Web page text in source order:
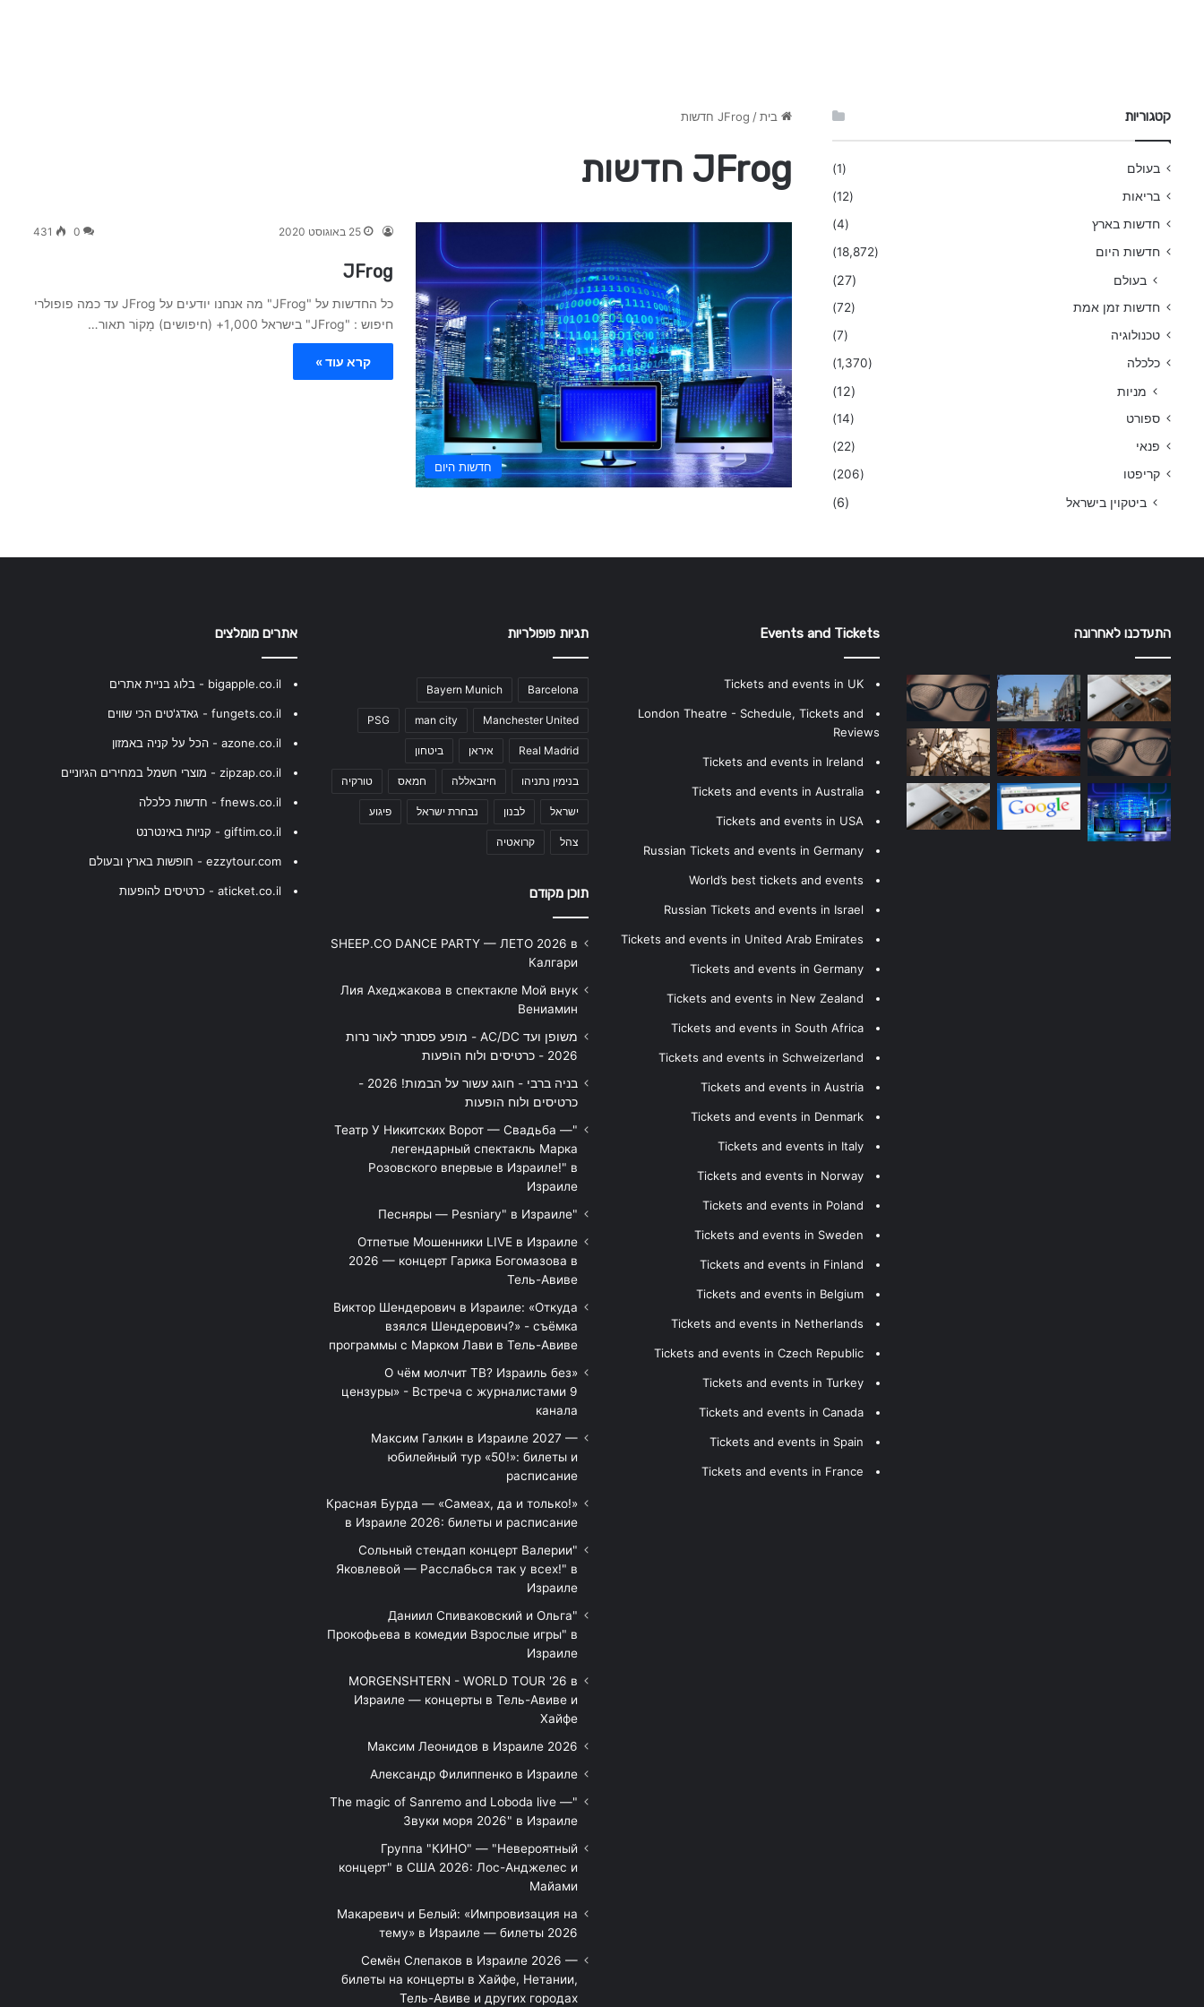
בית / JFrog חדשות
JFrog חדשות
חדשות היום
25 באוגוסט 2020 0
431
JFrog
כל החדשות על "JFrog" מה אנחנו יודעים על JFrog עד כמה פופולרי
חיפוש : "JFrog" בישראל 1,000+ (חיפושים) מָקוֹר תאור…
קרא עוד »
קטגוריות
בעולם
(1)
בריאות
(12)
חדשות בארץ
(4)
חדשות היום
(18,872)
בעולם (27)
חדשות זמן אמת
(72)
טכנולוגיה
(7)
כלכלה
(1,370)
מניות (12)
ספורט
(14)
פנאי
(22)
קריפטו
(206)
ביטקוין בישראל (6)
התעדכנו לאחרונה Events and Tickets
Tickets and events in UK
London Theatre - Schedule, Tickets and
Reviews
Tickets and events in Ireland
Tickets and events in Australia
Tickets and events in USA
Russian Tickets and events in Germany
World’s best tickets and events
Russian Tickets and events in Israel
Tickets and events in United Arab Emirates
Tickets and events in Germany
Tickets and events in New Zealand
Tickets and events in South Africa
Tickets and events in Schweizerland
Tickets and events in Austria
Tickets and events in Denmark
Tickets and events in Italy
Tickets and events in Norway
Tickets and events in Poland
Tickets and events in Sweden
Tickets and events in Finland
Tickets and events in Belgium
Tickets and events in Netherlands
Tickets and events in Czech Republic
Tickets and events in Turkey
Tickets and events in Canada
Tickets and events in Spain
Tickets and events in France
תגיות פופולריות
Barcelona
Bayern Munich
Manchester United
man city
PSG
Real Madrid איראן ביטחון
בנימין נתניהו חיזבאללה חמאס טורקיה
ישראל לבנון נבחרת ישראל פיגוע
צהל קרואטיה
תוכן מקודם
SHEEP.CO DANCE PARTY — ЛЕТО 2026 в
Калгари
Лия Ахеджакова в спектакле Мой внук
Вениамин
משופן ועד AC/DC - מופע פסנתר לאור נרות
2026 - כרטיסים ולוח הופעות
בניה ברבי - חוגג עשור על הבמות! 2026 -
כרטיסים ולוח הופעות
"Театр У Никитских Ворот — Свадьба —
легендарный спектакль Марка
Розовского впервые в Израиле!" в
Израиле
"Песняры — Pesniary" в Израиле
Отпетые Мошенники LIVE в Израиле
2026 — концерт Гарика Богомазова в
Тель-Авиве
Виктор Шендерович в Израиле: «Откуда
взялся Шендерович?» - съёмка
программы с Марком Лави в Тель-Авиве
«О чём молчит ТВ? Израиль без
цензуры» - Встреча с журналистами 9
канала
Максим Галкин в Израиле 2027 —
юбилейный тур «50!»: билеты и
расписание
Красная Бурда — «Самеах, да и только!»
в Израиле 2026: билеты и расписание
"Сольный стендап концерт Валерии
Яковлевой — Расслабься так у всех!" в
Израиле
"Даниил Спиваковский и Ольга
Прокофьева в комедии Взрослые игры" в
Израиле
MORGENSHTERN - WORLD TOUR '26 в
Израиле — концерты в Тель-Авиве и
Хайфе
Максим Леонидов в Израиле 2026
Александр Филиппенко в Израиле
"The magic of Sanremo and Loboda live —
Звуки моря 2026" в Израиле
Группа "КИНО" — "Невероятный
концерт" в США 2026: Лос-Анджелес и
Майами
Макаревич и Белый: «Импровизация на
тему» в Израиле — билеты 2026
Семён Слепаков в Израиле 2026 —
билеты на концерты в Хайфе, Нетании,
Тель-Авиве и других городах
אתרים מומלצים
bigapple.co.il - בלוג בניית אתרים
fungets.co.il - גאדג'טים הכי שווים
azone.co.il - הכל על קניה באמזון
zipzap.co.il - מוצרי חשמל במחירים הגיוניים
fnews.co.il - חדשות כלכלה
giftim.co.il - קניות באינטרנט
ezzytour.com - חופשות בארץ ובעולם
aticket.co.il - כרטיסים להופעות